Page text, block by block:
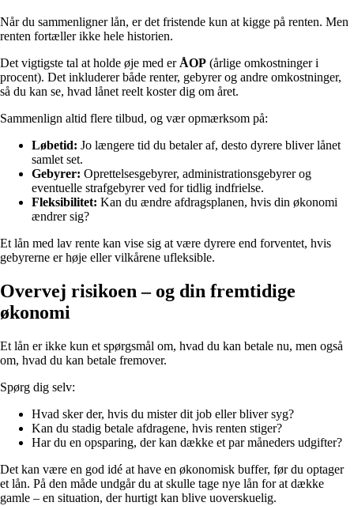
Når du sammenligner lån, er det fristende kun at kigge på renten. Men
renten fortæller ikke hele historien.
Det vigtigste tal at holde øje med er ÅOP (årlige omkostninger i
procent). Det inkluderer både renter, gebyrer og andre omkostninger,
så du kan se, hvad lånet reelt koster dig om året.
Sammenlign altid flere tilbud, og vær opmærksom på:
Løbetid: Jo længere tid du betaler af, desto dyrere bliver lånet
samlet set.
Gebyrer: Oprettelsesgebyrer, administrationsgebyrer og
eventuelle strafgebyrer ved for tidlig indfrielse.
Fleksibilitet: Kan du ændre afdragsplanen, hvis din økonomi
ændrer sig?
Et lån med lav rente kan vise sig at være dyrere end forventet, hvis
gebyrerne er høje eller vilkårene ufleksible.
Overvej risikoen – og din fremtidige
økonomi
Et lån er ikke kun et spørgsmål om, hvad du kan betale nu, men også
om, hvad du kan betale fremover.
Spørg dig selv:
Hvad sker der, hvis du mister dit job eller bliver syg?
Kan du stadig betale afdragene, hvis renten stiger?
Har du en opsparing, der kan dække et par måneders udgifter?
Det kan være en god idé at have en økonomisk buffer, før du optager
et lån. På den måde undgår du at skulle tage nye lån for at dække
gamle – en situation, der hurtigt kan blive uoverskuelig.